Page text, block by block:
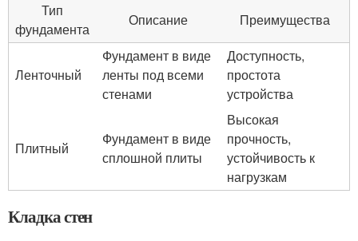
Тип
фундамента
Описание Преимущества
Ленточный
Фундамент в виде
ленты под всеми
стенами
Доступность,
простота
устройства
Плитный
Фундамент в виде
сплошной плиты
Высокая
прочность,
устойчивость к
нагрузкам
Кладка стен